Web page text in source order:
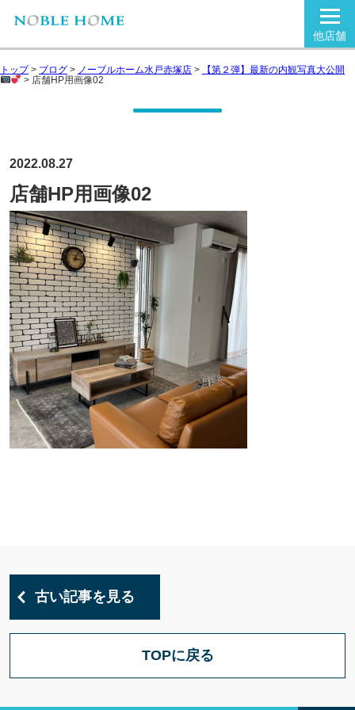
他店舗
トップ> ブログ > ノーブルホーム水戸赤塚店 >
【第２弾】最新の内観写真大公開
> 店舗HP用画像02
2022.08.27
店舗HP用画像02
古い記事を見る
TOPに戻る